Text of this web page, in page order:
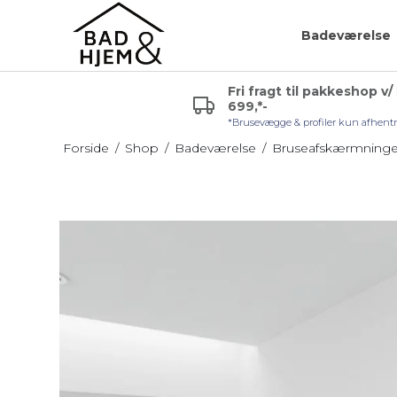
Badeværelse
Glashylde badeværelse
Hjørnehylde
Badeværelsespejle
uden lys
Fri fragt til pakkeshop
699,*-
*Brusevægge & profiler kun
Forside / Shop / Badeværelse /